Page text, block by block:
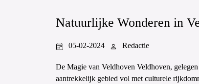
Natuurlijke Wonderen in
05-02-2024 Redactie
De Magie van Veldhoven Veldhoven,
aantrekkelijk gebied vol met culturele